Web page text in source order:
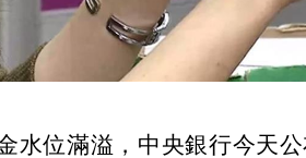
水位滿溢，中央銀行今天